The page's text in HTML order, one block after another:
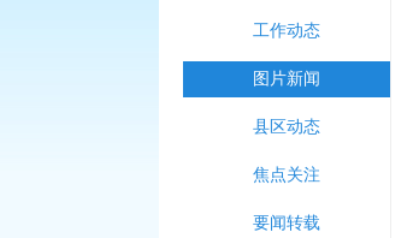
工作动态
图片新闻
县区动态
焦点关注
要闻转载